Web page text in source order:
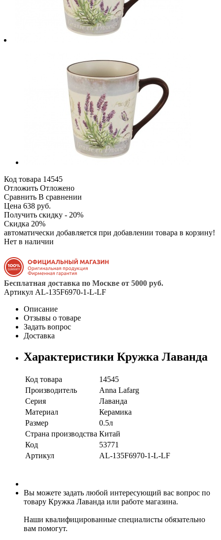
Код товара 14545
Отложить Отложено
Сравнить В сравнении
Цена 638 руб.
Получить скидку - 20%
Скидка 20%
автоматически добавляется при добавлении товара в корзину!
Нет в наличии
Бесплатная доставка по Москве от 5000 руб.
Артикул AL-135F6970-1-L-LF
Описание
Отзывы о товаре
Задать вопрос
Доставка
Характеристики Кружка Лаванда
Код товара
14545
Производитель
Anna Lafarg
Серия
Лаванда
Материал
Керамика
Размер
0.5л
Страна производства Китай
Код
53771
Артикул
AL-135F6970-1-L-LF
Вы можете задать любой интересующий вас вопрос по
товару Кружка Лаванда или работе магазина.
Наши квалифицированные специалисты обязательно
вам помогут.